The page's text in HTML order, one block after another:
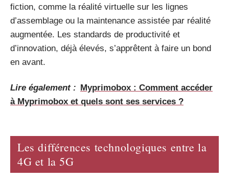
fiction, comme la réalité virtuelle sur les lignes
d’assemblage ou la maintenance assistée par réalité
augmentée. Les standards de productivité et
d’innovation, déjà élevés, s’apprêtent à faire un bond
en avant.
Lire également : Myprimobox : Comment accéder
à Myprimobox et quels sont ses services ?
Les différences technologiques entre la
4G et la 5G